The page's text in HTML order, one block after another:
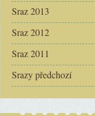
Sraz 2013
Sraz 2012
Sraz 2011
Srazy předchozí